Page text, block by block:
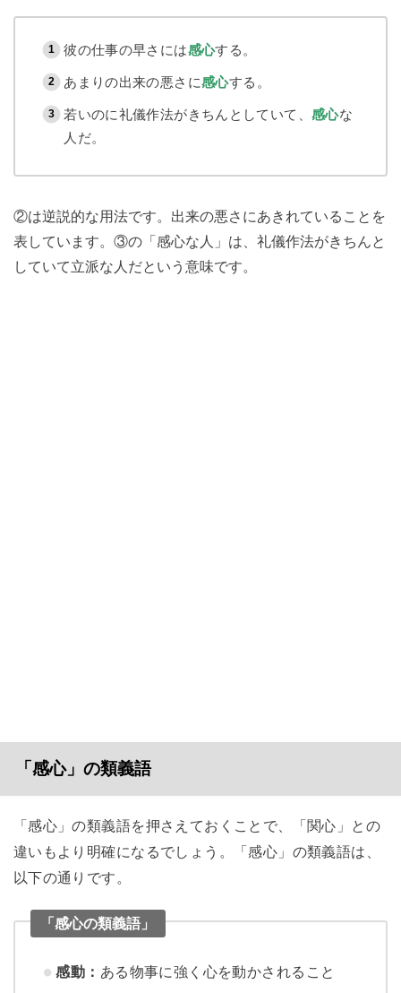
彼の仕事の早さには感心する。
あまりの出来の悪さに感心する。
若いのに礼儀作法がきちんとしていて、感心な
人だ。
②は逆説的な用法です。出来の悪さにあきれていることを
表しています。③の「感心な人」は、礼儀作法がきちんと
していて立派な人だという意味です。
「感心」の類義語
「感心」の類義語を押さえておくことで、「関心」との
違いもより明確になるでしょう。「感心」の類義語は、
以下の通りです。
「感心の類義語」
感動： ある物事に強く心を動かされること